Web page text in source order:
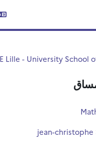
Lille - University School
jean-christophe